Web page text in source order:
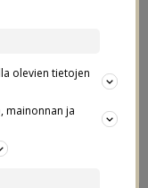
olevien tietojen
mainonnan ja